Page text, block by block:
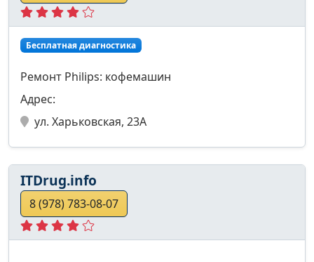
Бесплатная диагностика
Ремонт Philips: кофемашин
Адрес:
ул. Харьковская, 23А
ITDrug.info
8 (978) 783-08-07